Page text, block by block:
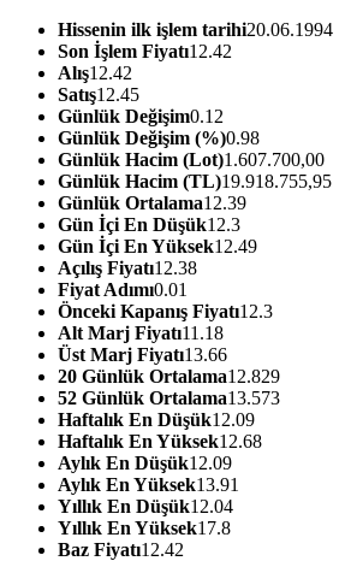
Hissenin ilk işlem tarihi20.06.1994
Son İşlem Fiyatı12.42
Alış12.42
Satış12.45
Günlük Değişim0.12
Günlük Değişim (%)0.98
Günlük Hacim (Lot)1.607.700,00
Günlük Hacim (TL)19.918.755,95
Günlük Ortalama12.39
Gün İçi En Düşük12.3
Gün İçi En Yüksek12.49
Açılış Fiyatı12.38
Fiyat Adımı0.01
Önceki Kapanış Fiyatı12.3
Alt Marj Fiyatı11.18
Üst Marj Fiyatı13.66
20 Günlük Ortalama12.829
52 Günlük Ortalama13.573
Haftalık En Düşük12.09
Haftalık En Yüksek12.68
Aylık En Düşük12.09
Aylık En Yüksek13.91
Yıllık En Düşük12.04
Yıllık En Yüksek17.8
Baz Fiyatı12.42